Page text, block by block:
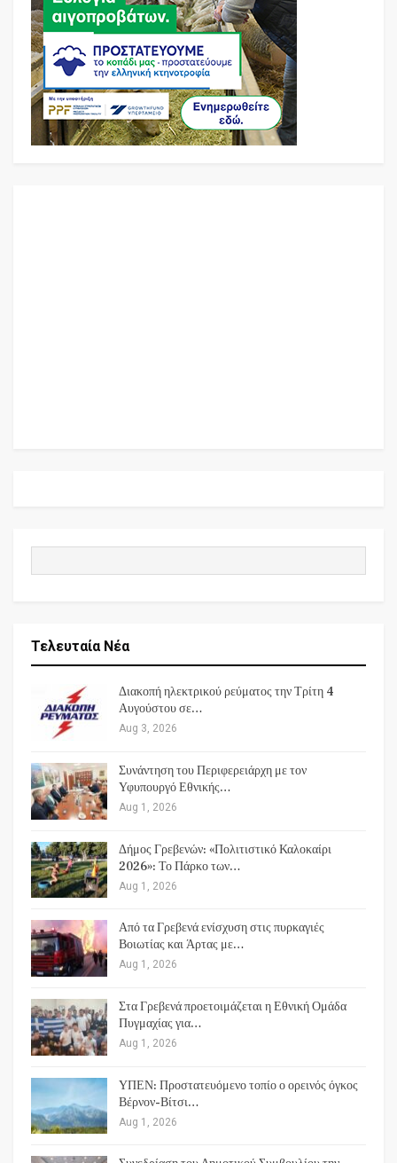
Τελευταία Νέα
Διακοπή ηλεκτρικού ρεύματος την Τρίτη 4
Αυγούστου σε…
Aug 3, 2026
Συνάντηση του Περιφερειάρχη με τον
Υφυπουργό Εθνικής…
Aug 1, 2026
Δήμος Γρεβενών: «Πολιτιστικό Καλοκαίρι
2026»: Το Πάρκο των…
Aug 1, 2026
Από τα Γρεβενά ενίσχυση στις πυρκαγιές
Βοιωτίας και Άρτας με…
Aug 1, 2026
Στα Γρεβενά προετοιμάζεται η Εθνική Ομάδα
Πυγμαχίας για…
Aug 1, 2026
ΥΠΕΝ: Προστατευόμενο τοπίο ο ορεινός όγκος
Βέρνον-Βίτσι…
Aug 1, 2026